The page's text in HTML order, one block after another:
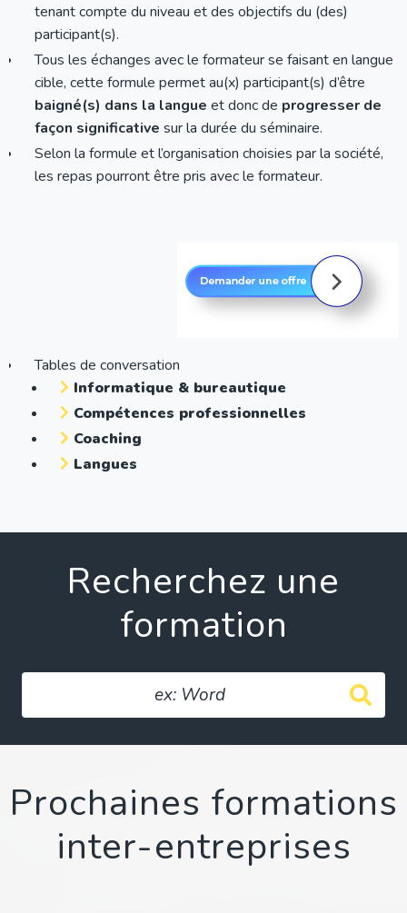
tenant compte du niveau et des objectifs du (des)
participant(s).
Tous les échanges avec le formateur se faisant en langue
cible, cette formule permet au(x) participant(s) d’être
baigné(s) dans la langue et donc de progresser de
façon significative sur la durée du séminaire.
Selon la formule et l’organisation choisies par la société,
les repas pourront être pris avec le formateur.
Tables de conversation
Informatique & bureautique
Compétences professionnelles
Coaching
Langues
Recherchez une
formation
Prochaines formations
inter-entreprises